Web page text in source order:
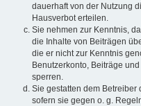
dauerhaft von der Nutzung
Hausverbot erteilen.
Sie nehmen zur Kenntnis,
die Inhalte von Beiträgen
die er nicht zur Kenntnis
Benutzerkonto, Beiträge
sperren.
Sie gestatten dem Betreiber
sofern sie gegen o. g.